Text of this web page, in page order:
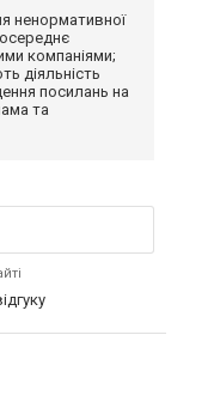
ненормативної
компаніями;
діяльність
посилань на
та